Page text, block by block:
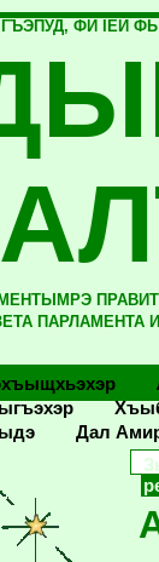
ФИ IЕЙ
ПАРЛАМЕНТА
Дал